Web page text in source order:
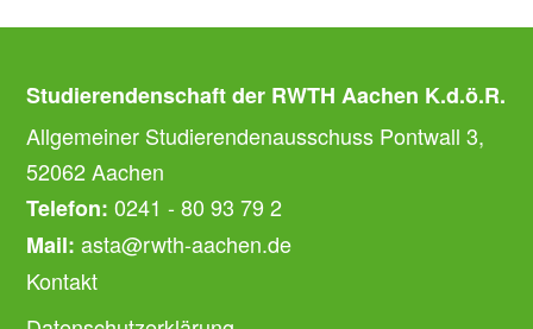
Studierendenschaft der RWTH Aachen K.d.ö.R.
Allgemeiner Studierendenausschuss Pontwall 3,
52062 Aachen
Telefon: 0241 - 80 93 79 2
Mail: asta@rwth-aachen.de
Kontakt